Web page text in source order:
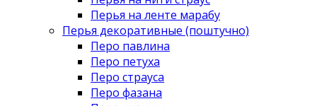
Перья на ленте марабу
Перья декоративные (поштучно)
Перо павлина
Перо петуха
Перо страуса
Перо фазана